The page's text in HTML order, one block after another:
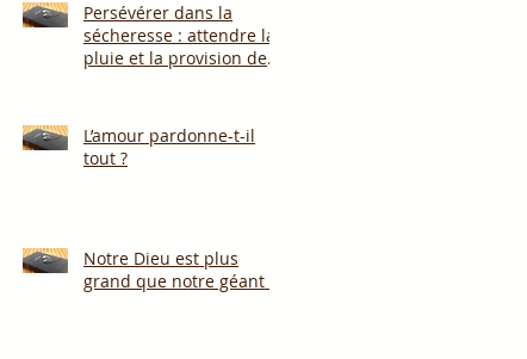
Persévérer dans la
sécheresse : attendre la
pluie et la provision de
L’amour pardonne-t-il
tout ?
Notre Dieu est plus
grand que notre géant !